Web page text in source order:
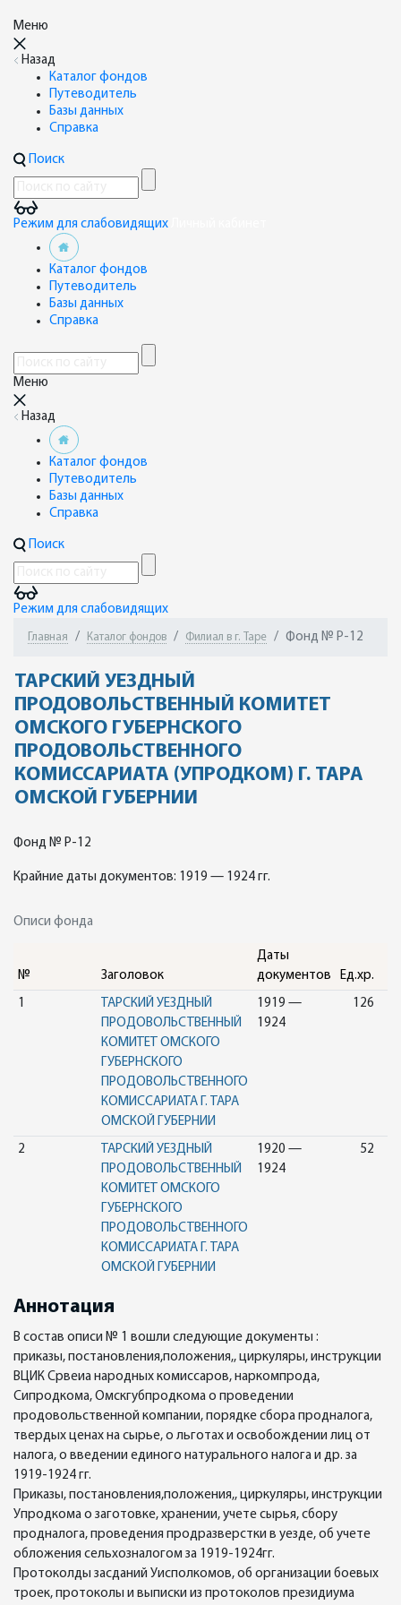
Меню
Назад
Каталог фондов
Путеводитель
Базы данных
Справка
Поиск
Режим для слабовидящих
Каталог фондов
Путеводитель
Базы данных
Справка
Меню
Назад
Каталог фондов
Путеводитель
Базы данных
Справка
Поиск
Режим для слабовидящих
Главная Каталог фондов Филиал в г. Таре Фонд № Р-12
ТАРСКИЙ УЕЗДНЫЙ
ПРОДОВОЛЬСТВЕННЫЙ КОМИТЕТ
ОМСКОГО ГУБЕРНСКОГО
ПРОДОВОЛЬСТВЕННОГО
КОМИССАРИАТА (УПРОДКОМ) Г. ТАРА
ОМСКОЙ ГУБЕРНИИ
Фонд № Р-12
Крайние даты документов: 1919 — 1924 гг.
Описи фонда
№ Заголовок
Даты
документов
Ед.хр.
1
ТАРСКИЙ УЕЗДНЫЙ
ПРОДОВОЛЬСТВЕННЫЙ
КОМИТЕТ ОМСКОГО
ГУБЕРНСКОГО
ПРОДОВОЛЬСТВЕННОГО
КОМИССАРИАТА Г. ТАРА
ОМСКОЙ ГУБЕРНИИ
1919 —
1924
126
2
ТАРСКИЙ УЕЗДНЫЙ
ПРОДОВОЛЬСТВЕННЫЙ
КОМИТЕТ ОМСКОГО
ГУБЕРНСКОГО
ПРОДОВОЛЬСТВЕННОГО
КОМИССАРИАТА Г. ТАРА
ОМСКОЙ ГУБЕРНИИ
1920 —
1924
52
Аннотация
В состав описи № 1 вошли следующие документы :
приказы, постановления,положения,, циркуляры, инструкции
ВЦИК Срвеиа народных комиссаров, наркомпрода,
Сипродкома, Омскгубпродкома о проведении
продовольственной компании, порядке сбора продналога,
твердых ценах на сырье, о льготах и освобождении лиц от
налога, о введении единого натурального налога и др. за
1919-1924 гг.
Приказы, постановления,положения,, циркуляры, инструкции
Упродкома о заготовке, хранении, учете сырья, сбору
продналога, проведения продразверстки в уезде, об учете
обложения сельхозналогом за 1919-1924гг.
Протоколды засданий Уисполкомов, об организации боевых
троек, протоколы и выписки из протоколов президиума